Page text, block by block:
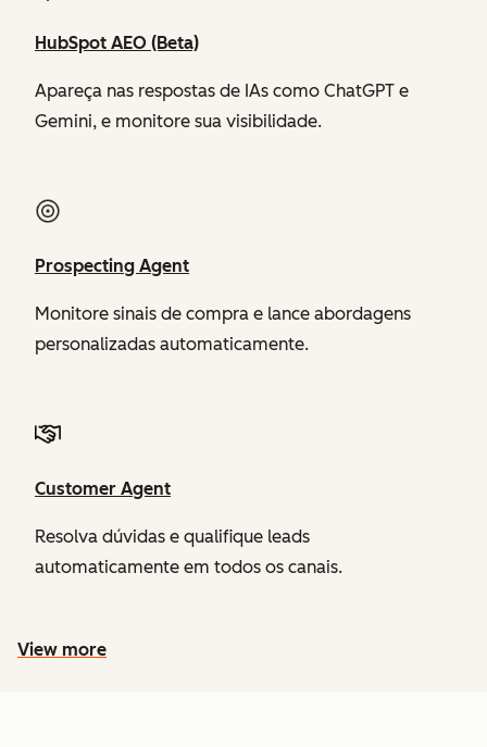
HubSpot AEO (Beta)
Apareça nas respostas de IAs como ChatGPT e
Gemini, e monitore sua visibilidade.
Prospecting Agent
Monitore sinais de compra e lance abordagens
personalizadas automaticamente.
Customer Agent
Resolva dúvidas e qualifique leads
automaticamente em todos os canais.
View more